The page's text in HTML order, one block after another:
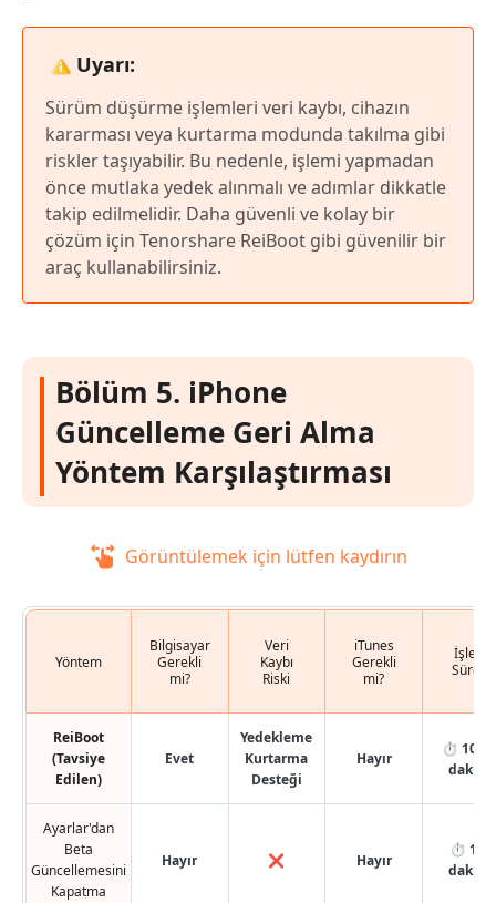
Uyarı:
Sürüm düşürme işlemleri veri kaybı, cihazın
kararması veya kurtarma modunda takılma gibi
riskler taşıyabilir. Bu nedenle, işlemi yapmadan
önce mutlaka yedek alınmalı ve adımlar dikkatle
takip edilmelidir. Daha güvenli ve kolay bir
çözüm için Tenorshare ReiBoot gibi güvenilir bir
araç kullanabilirsiniz.
Bölüm 5. iPhone
Güncelleme Geri Alma
Yöntem Karşılaştırması
Görüntülemek için lütfen kaydırın
Yöntem
Bilgisayar
Gerekli
mi?
Veri
Kaybı
Riski
iTunes
Gerekli
mi?
İşlem
Süresi
ReiBoot
(Tavsiye
Edilen)
Evet
Yedekleme
Kurtarma
Desteği
Hayır
⏱
dakika
Ayarlar'dan
Beta
Güncellemesini
Kapatma
Hayır ❌ Hayır
⏱ 1–2
dakika